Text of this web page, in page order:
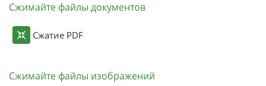
Сжимайте файлы документов
Сжатие PDF
Сжимайте файлы изображений